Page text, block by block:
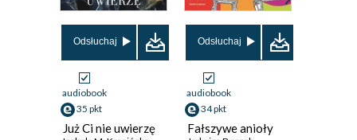
Odsłuchaj
audiobook
35 pkt
Już Ci nie uwierzę
Odsłuchaj
audiobook
34 pkt
Fałszywe anioły